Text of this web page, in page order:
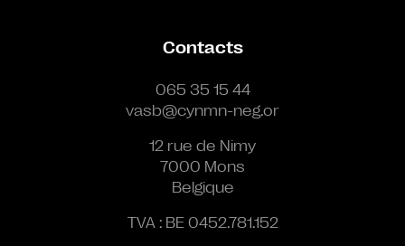
Contacts
065 35 15 44
vasb@cynmn-neg.or
12 rue de Nimy
7000 Mons
Belgique
TVA : BE 0452.781.152